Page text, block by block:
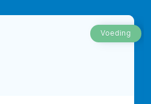
Voeding